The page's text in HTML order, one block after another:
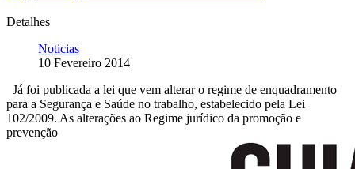
Detalhes
Noticias
10 Fevereiro 2014
Já foi publicada a lei que vem alterar o regime de enquadramento
para a Segurança e Saúde no trabalho, estabelecido pela Lei
102/2009. As alterações ao Regime jurídico da promoção e
prevenção